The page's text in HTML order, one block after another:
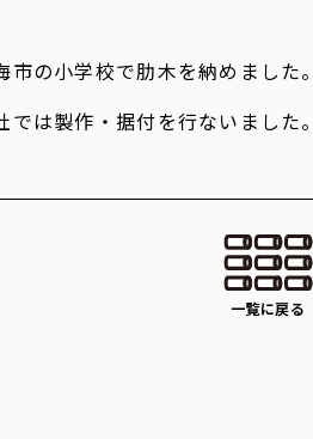
市の小学校で肋木を納めました。
では製作・据付を行ないました。
一覧に戻る